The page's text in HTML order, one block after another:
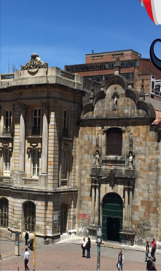
no podrás jugar
La aplicación
2012 y cuenta
de usuarios
ha empeza...